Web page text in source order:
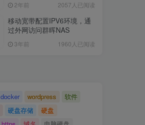
2年前 2057人已阅读
移动宽带配置IPV6环境，通
过外网访问群晖NAS
3年前 1960人已阅读
docker wordpress
软件
硬盘存储
硬盘